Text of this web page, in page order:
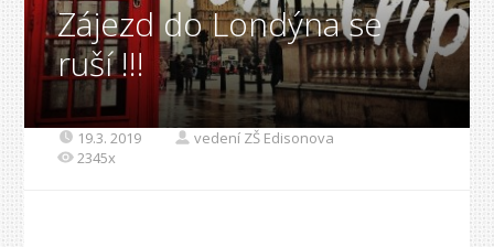
Zájezd do Londýna se
ruší !!!
19.3. 2019
vedení ZŠ Edisonova
2345x